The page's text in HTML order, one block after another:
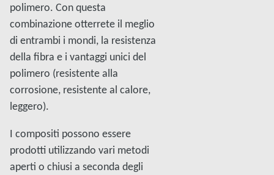
polimero. Con questa
combinazione otterrete il meglio
di entrambi i mondi, la resistenza
della fibra e i vantaggi unici del
polimero (resistente alla
corrosione, resistente al calore,
leggero).
I compositi possono essere
prodotti utilizzando vari metodi
aperti o chiusi a seconda degli